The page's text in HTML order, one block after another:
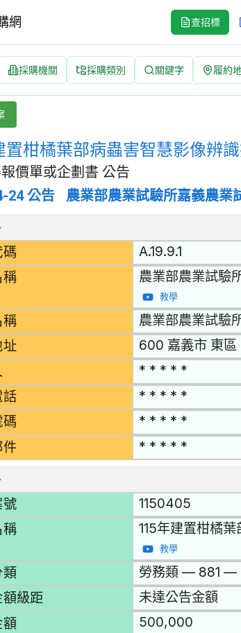
網 查招標
採購機關 採購類別 關鍵字 履約地
葉部病蟲害智慧影像辨識技術研究 招標公告 |
務類 附帶於農、牧、林之服務 | 招標方式：
置柑橘葉部病蟲害智慧影像辨
價單或企劃書 公告
24 公告 農業部農業試驗所嘉義農業
細內容
A.19.9.1
稱 農業部農業試驗
教學
稱 農業部農業試驗
址 600 嘉義市 東區
* * * * *
話 * * * * *
* * * * *
件 * * * * *
號 1150405
稱 115年建置柑橘
教學
勞務類 — 881 —
級距 未達公告金額
500,000